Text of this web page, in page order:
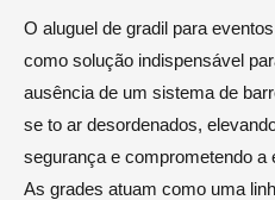
O aluguel de gradil para
como solução indispensável
ausência de um sistema de
se to ar desordenados,
segurança e comprometendo a
As grades atuam como uma